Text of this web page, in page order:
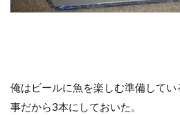
俺はビールに魚を楽しむ準備して
事だから3本にしておいた。